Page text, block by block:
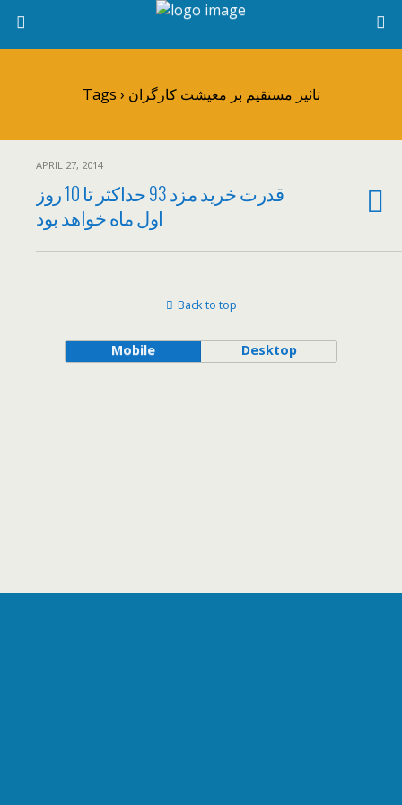
Tags › تاثیر مستقیم بر معیشت کارگران
APRIL 27, 2014
قدرت خرید مزد 93 حداکثر تا 10 روز
اول ماه خواهد بود
Back to top
Mobile Desktop